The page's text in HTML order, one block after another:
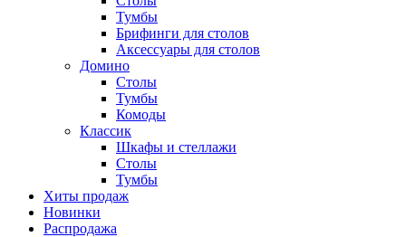
Тумбы
Брифинги для столов
Аксессуары для столов
Домино
Столы
Тумбы
Комоды
Классик
Шкафы и стеллажи
Столы
Тумбы
Хиты продаж
Новинки
Распродажа